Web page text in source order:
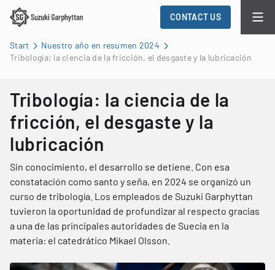
CONTACT US
Start
Nuestro año en resumen 2024
Tribología: la ciencia de la fricción, el desgaste y la lubricación
Tribología: la ciencia de la
fricción, el desgaste y la
lubricación
Sin conocimiento, el desarrollo se detiene. Con esa
constatación como santo y seña, en 2024 se organizó un
curso de tribología. Los empleados de Suzuki Garphyttan
tuvieron la oportunidad de profundizar al respecto gracias
a una de las principales autoridades de Suecia en la
materia: el catedrático Mikael Olsson.